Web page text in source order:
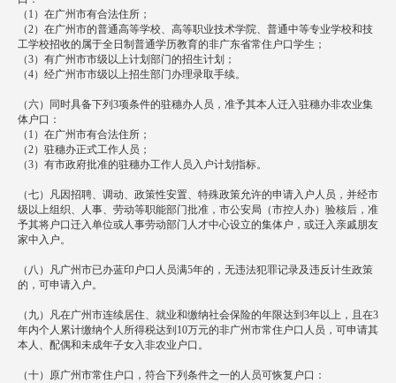
（1）在广州市有合法住所；
（2）在广州市的普通高等学校、高等职业技术学院、普通中等专业学校和技
工学校招收的属于全日制普通学历教育的非广东省常住户口学生；
（3）有广州市市级以上计划部门的招生计划；
（4）经广州市市级以上招生部门办理录取手续。
（六）同时具备下列3项条件的驻穗办人员，准予其本人迁入驻穗办非农业集
体户口：
（1）在广州市有合法住所；
（2）驻穗办正式工作人员；
（3）有市政府批准的驻穗办工作人员入户计划指标。
（七）凡因招聘、调动、政策性安置、特殊政策允许的申请入户人员，并经市
级以上组织、人事、劳动等职能部门批准，市公安局（市控人办）验核后，准
予其将户口迁入单位或人事劳动部门人才中心设立的集体户，或迁入亲戚朋友
家中入户。
（八）凡广州市已办蓝印户口人员满5年的，无违法犯罪记录及违反计生政策
的，可申请入户。
（九）凡在广州市连续居住、就业和缴纳社会保险的年限达到3年以上，且在3
年内个人累计缴纳个人所得税达到10万元的非广州市常住户口人员，可申请其
本人、配偶和未成年子女入非农业户口。
（十）原广州市常住户口，符合下列条件之一的人员可恢复户口：